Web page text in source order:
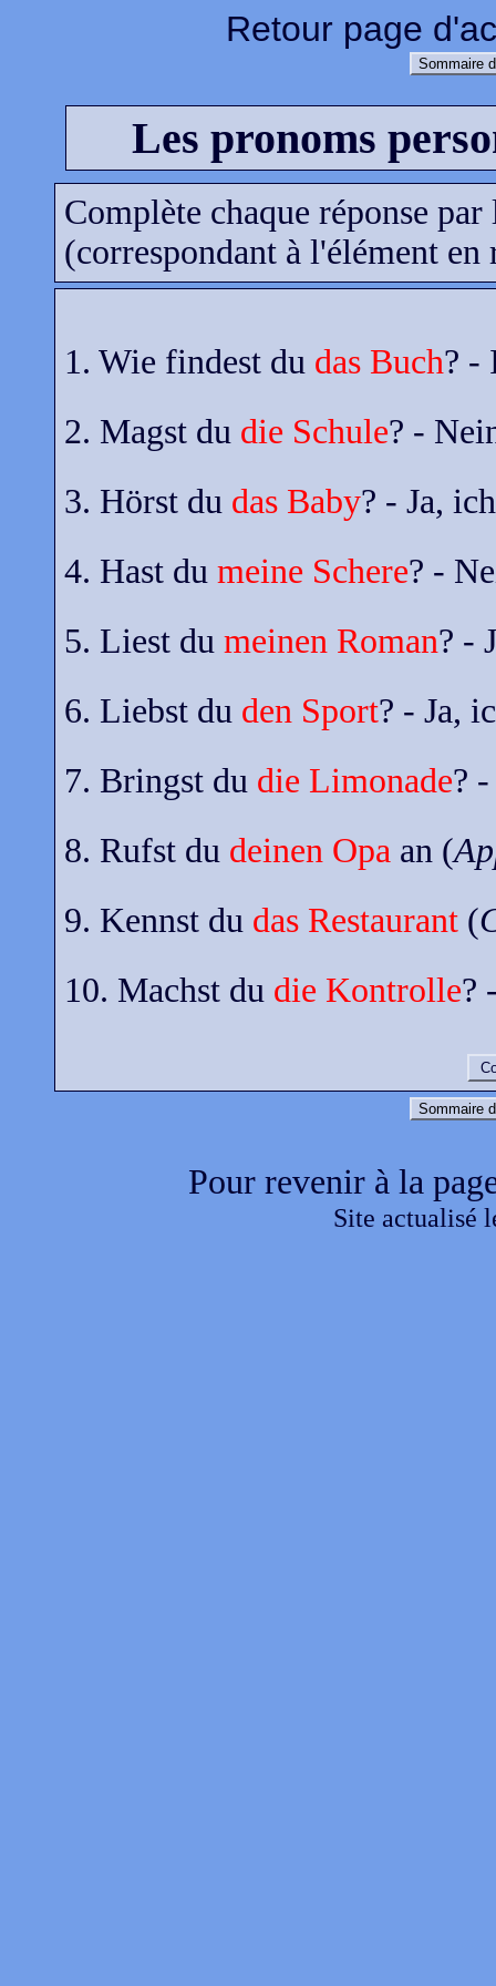
Retour page
Sommaire
Les pronoms
Complète chaque réponse
(correspondant à l'élément en
1. Wie findest du das Buch? -
2. Magst du die Schule? -
3. Hörst du das Baby? - Ja,
4. Hast du meine Schere? -
5. Liest du meinen Roman? -
6. Liebst du den Sport? - Ja,
7. Bringst du die Limonade?
8. Rufst du deinen Opa an (
9. Kennst du das Restaurant (
10. Machst du die Kontrolle?
Sommaire
Pour revenir à la
Site actualisé